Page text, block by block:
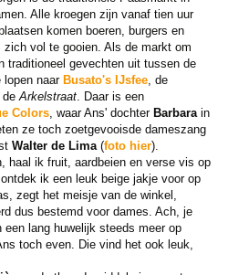
Alle kroegen zijn vanaf tien uur
komen boeren, burgers en
vol te gooien. Als de markt om
traditioneel gevechten uit tussen de
lopen naar Busato's IJsfee, de
Arkelstraat. Daar is een
Colors, waar Ans' dochter Barbarain
ze toch zoetgevooisde dameszang
Walter de Lima(foto hier).
haal ik fruit, aardbeien en verse vis op
ik een leuk beige jakje voor op
zegt het meisje van de winkel,
dus bestemd voor dames. Ach, je
lang huwelijk steeds meer op
toch even. Die vind het ook leuk,